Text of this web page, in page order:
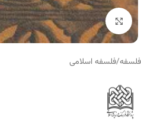
برای بزرگنمایی کلیک کنید
فلسفه/فلسفه اسلامی